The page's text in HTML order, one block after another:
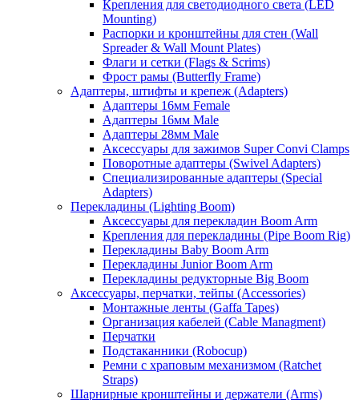
Крепления для светодиодного света (LED
Mounting)
Распорки и кронштейны для стен (Wall
Spreader & Wall Mount Plates)
Флаги и сетки (Flags & Scrims)
Фрост рамы (Butterfly Frame)
Адаптеры, штифты и крепеж (Adapters)
Адаптеры 16мм Female
Адаптеры 16мм Male
Адаптеры 28мм Male
Аксессуары для зажимов Super Convi Clamps
Поворотные адаптеры (Swivel Adapters)
Специализированные адаптеры (Special
Adapters)
Перекладины (Lighting Boom)
Аксессуары для перекладин Boom Arm
Крепления для перекладины (Pipe Boom Rig)
Перекладины Baby Boom Arm
Перекладины Junior Boom Arm
Перекладины редукторные Big Boom
Аксессуары, перчатки, тейпы (Accessories)
Монтажные ленты (Gaffa Tapes)
Организация кабелей (Cable Managment)
Перчатки
Подстаканники (Robocup)
Ремни с храповым механизмом (Ratchet
Straps)
Шарнирные кронштейны и держатели (Arms)